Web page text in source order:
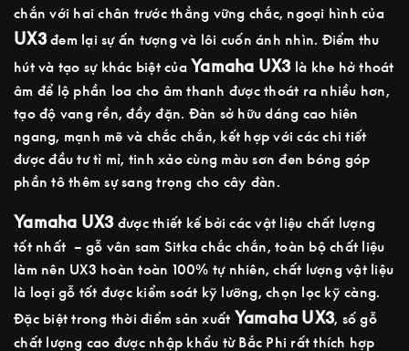
chắn với hai chân trước thẳng vững chắc, ngoại hình của
UX3đem lại sự ấn tượng và lôi cuốn ánh nhìn. Điểm thu
hút và tạo sự khác biệt của Yamaha UX3là khe hở thoát
âm để lộ phần loa cho âm thanh được thoát ra nhiều hơn,
tạo độ vang rền, đầy đặn. Đàn sở hữu dáng cao hiên
ngang, mạnh mẽ và chắc chắn, kết hợp với các chi tiết
được đầu tư tỉ mỉ, tinh xảo cùng màu sơn đen bóng góp
phần tô thêm sự sang trọng cho cây đàn.
Yamaha UX3được thiết kế bởi các vật liệu chất lượng
tốt nhất – gỗ vân sam Sitka chắc chắn, toàn bộ chất liệu
làm nên UX3 hoàn toàn 100% tự nhiên, chất lượng vật liệu
là loại gỗ tốt được kiểm soát kỹ lưỡng, chọn lọc kỹ càng.
Đặc biệt trong thời điểm sản xuất Yamaha UX3, số gỗ
chất lượng cao được nhập khẩu từ Bắc Phi rất thích hợp